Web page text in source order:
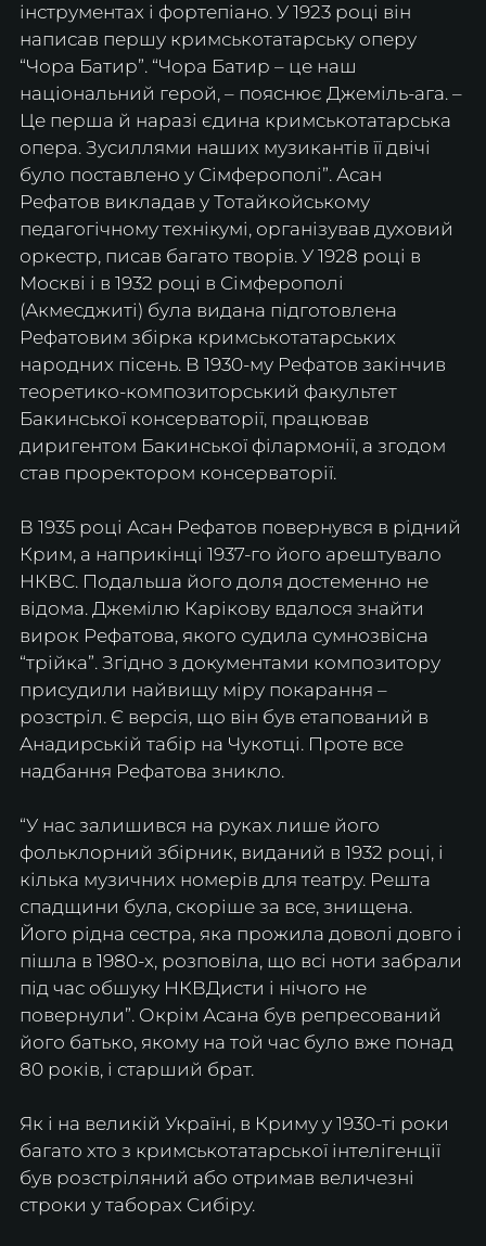
інструментах і фортепіано. У 1923 році він
написав першу кримськотатарську оперу
“Чора Батир”. “Чора Батир – це наш
національний герой, – пояснює Джеміль-ага. –
Це перша й наразі єдина кримськотатарська
опера. Зусиллями наших музикантів її двічі
було поставлено у Сімферополі”. Асан
Рефатов викладав у Тотайкойському
педагогічному технікумі, організував духовий
оркестр, писав багато творів. У 1928 році в
Москві і в 1932 році в Сімферополі
(Акмесджиті) була видана підготовлена
Рефатовим збірка кримськотатарських
народних пісень. В 1930-му Рефатов закінчив
теоретико-композиторський факультет
Бакинської консерваторії, працював
диригентом Бакинської філармонії, а згодом
став проректором консерваторії.
В 1935 році Асан Рефатов повернувся в рідний
Крим, а наприкінці 1937-го його арештувало
НКВС. Подальша його доля достеменно не
відома. Джемілю Карікову вдалося знайти
вирок Рефатова, якого судила сумнозвісна
“трійка”. Згідно з документами композитору
присудили найвищу міру покарання –
розстріл. Є версія, що він був етапований в
Анадирській табір на Чукотці. Проте все
надбання Рефатова зникло.
“У нас залишився на руках лише його
фольклорний збірник, виданий в 1932 році, і
кілька музичних номерів для театру. Решта
спадщини була, скоріше за все, знищена.
Його рідна сестра, яка прожила доволі довго і
пішла в 1980-х, розповіла, що всі ноти забрали
під час обшуку НКВДисти і нічого не
повернули”. Окрім Асана був репресований
його батько, якому на той час було вже понад
80 років, і старший брат.
Як і на великій Україні, в Криму у 1930-ті роки
багато хто з кримськотатарської інтелігенції
був розстріляний або отримав величезні
строки у таборах Сибіру.